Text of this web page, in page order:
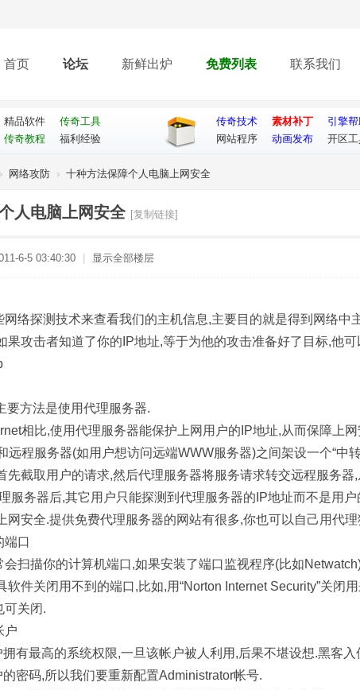
首页 论坛 新鲜出炉 免费列表 联系我们
精品软件
传奇工具
传奇教程 福利经验
传奇技术 素材补丁
引擎帮
网站程序
动画发布 开区
› 网络攻防 › 十种方法保障个人电脑上网安全
人电脑上网安全 [复制链接]
6-5 03:40:30 显示全部楼层
网络探测技术来查看我们的主机信息,主要目的就是得到网络中
果攻击者知道了你的IP地址,等于为他的攻击准备好了目标,他
要方法是使用代理服务器.
相比,使用代理服务器能保护上网用户的IP地址,从而保障上
远程服务器(如用户想访问远端WWW服务器)之间架设一个“中
先截取用户的请求,然后代理服务器将服务请求转交远程服务
服务器后,其它用户只能探测到代理服务器的IP地址而不是用
网安全.提供免费代理服务器的网站有很多,你也可以自己用代
端口
扫描你的计算机端口,如果安装了端口监视程序(比如
软件关闭用不到的端口,比如,用“Norton Internet Security”关闭
可关闭.
户
有最高的系统权限,一旦该帐户被人利用,后果不堪设想.黑客
密码,所以我们要重新配置Administrator帐号.